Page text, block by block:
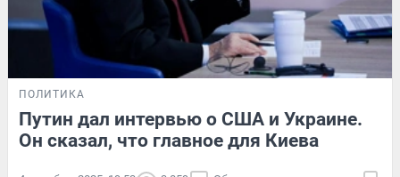
ПОЛИТИКА
Путин дал интервью о США и Украине.
Он сказал, что главное для Киева